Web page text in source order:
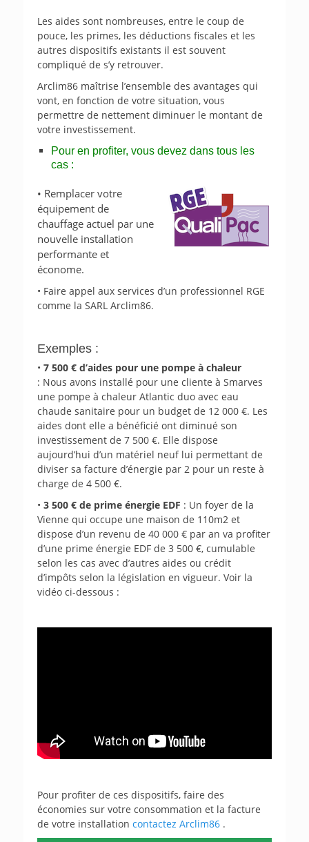
Les aides sont nombreuses, entre le coup de
pouce, les primes, les déductions fiscales et les
autres dispositifs existants il est souvent
compliqué de s’y retrouver.
Arclim86 maîtrise l’ensemble des avantages qui
vont, en fonction de votre situation, vous
permettre de nettement diminuer le montant de
votre investissement.
Pour en profiter, vous devez dans tous les
cas :
• Remplacer votre
équipement de
chauffage actuel par une
nouvelle installation
performante et
économe.
• Faire appel aux services d’un professionnel RGE
comme la SARL Arclim86.
Exemples :
• 7 500 € d’aides pour une pompe à chaleur
: Nous avons installé pour une cliente à Smarves
une pompe à chaleur Atlantic duo avec eau
chaude sanitaire pour un budget de 12 000 €. Les
aides dont elle a bénéficié ont diminué son
investissement de 7 500 €. Elle dispose
aujourd’hui d’un matériel neuf lui permettant de
diviser sa facture d’énergie par 2 pour un reste à
charge de 4 500 €.
• 3 500 € de prime énergie EDF : Un foyer de la
Vienne qui occupe une maison de 110m2 et
dispose d’un revenu de 40 000 € par an va profiter
d’une prime énergie EDF de 3 500 €, cumulable
selon les cas avec d’autres aides ou crédit
d’impôts selon la législation en vigueur. Voir la
vidéo ci-dessous :
Pour profiter de ces dispositifs, faire des
économies sur votre consommation et la facture
de votre installation contactez Arclim86 .